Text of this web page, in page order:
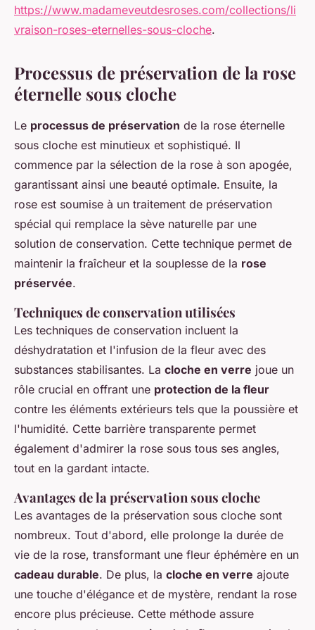
https://www.madameveutdesroses.com/collections/li
vraison-roses-eternelles-sous-cloche.
Processus de préservation de la rose
éternelle sous cloche
Le processus de préservation de la rose éternelle
sous cloche est minutieux et sophistiqué. Il
commence par la sélection de la rose à son apogée,
garantissant ainsi une beauté optimale. Ensuite, la
rose est soumise à un traitement de préservation
spécial qui remplace la sève naturelle par une
solution de conservation. Cette technique permet de
maintenir la fraîcheur et la souplesse de la rose
préservée.
Techniques de conservation utilisées
Les techniques de conservation incluent la
déshydratation et l'infusion de la fleur avec des
substances stabilisantes. La cloche en verre joue un
rôle crucial en offrant une protection de la fleur
contre les éléments extérieurs tels que la poussière et
l'humidité. Cette barrière transparente permet
également d'admirer la rose sous tous ses angles,
tout en la gardant intacte.
Avantages de la préservation sous cloche
Les avantages de la préservation sous cloche sont
nombreux. Tout d'abord, elle prolonge la durée de
vie de la rose, transformant une fleur éphémère en un
cadeau durable. De plus, la cloche en verre ajoute
une touche d'élégance et de mystère, rendant la rose
encore plus précieuse. Cette méthode assure